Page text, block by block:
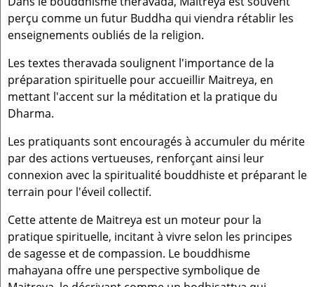
perçu comme un futur Buddha qui viendra rétablir les
enseignements oubliés de la religion.
Les textes theravada soulignent l'importance de la
préparation spirituelle pour accueillir Maitreya, en
mettant l'accent sur la méditation et la pratique du
Dharma.
Les pratiquants sont encouragés à accumuler du mérite
par des actions vertueuses, renforçant ainsi leur
connexion avec la spiritualité bouddhiste et préparant le
terrain pour l'éveil collectif.
Cette attente de Maitreya est un moteur pour la
pratique spirituelle, incitant à vivre selon les principes
de sagesse et de compassion. Le bouddhisme
mahayana offre une perspective symbolique de